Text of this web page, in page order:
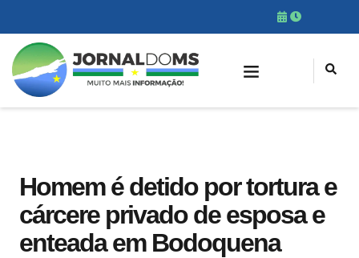
Homem é detido por tortura e
cárcere privado de esposa e
enteada em Bodoquena